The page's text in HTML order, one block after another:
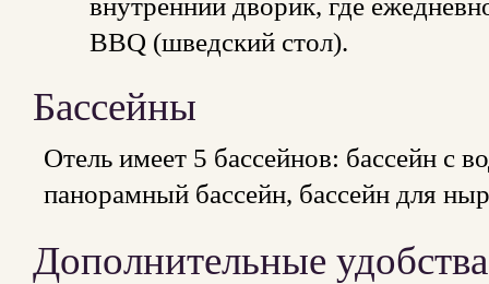
внутренний дворик, где
BBQ (шведский стол).
Бассейны
Отель имеет 5 бассейнов: бассейн с
панорамный бассейн, бассейн для
Дополнительные удобства